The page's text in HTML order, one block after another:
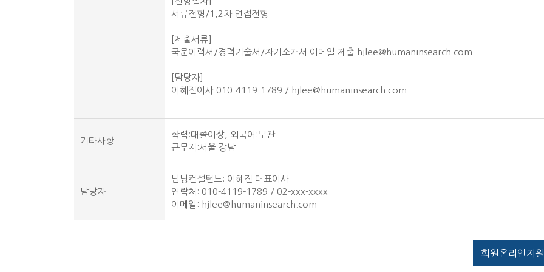
서류전형/1,2차 면접전형
[제출서류]
국문이력서/경력기술서/자기소개서 이메일 제출 hjlee@humaninsearch.com
[담당자]
이혜진이사 010-4119-1789 / hjlee@humaninsearch.com
기타사항
학력:대졸이상, 외국어:무관
근무지:서울 강남
담당자
담당컨설턴트: 이혜진 대표이사
연락처 : 010-4119-1789 / 02-xxx-xxxx
이메일 : hjlee@humaninsearch.com
회원온라인지원